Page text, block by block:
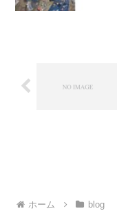
ホーム blog